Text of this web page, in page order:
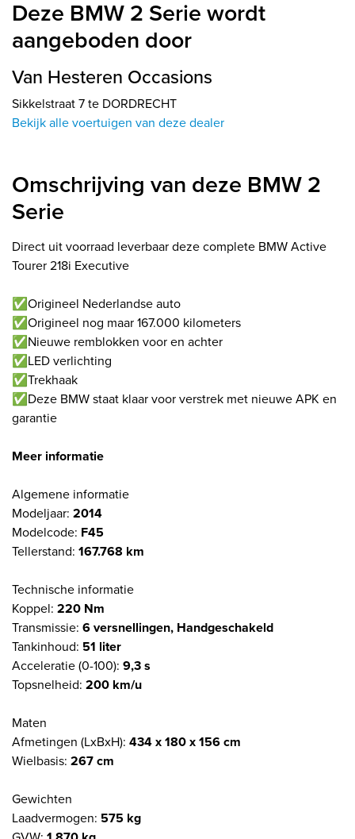
Deze BMW 2 Serie wordt
aangeboden door
Van Hesteren Occasions
Sikkelstraat 7 te DORDRECHT
Bekijk alle voertuigen van deze dealer
Omschrijving van deze BMW 2
Serie
Direct uit voorraad leverbaar deze complete BMW Active
Tourer 218i Executive
✅Origineel Nederlandse auto
✅Origineel nog maar 167.000 kilometers
✅Nieuwe remblokken voor en achter
✅LED verlichting
✅Trekhaak
✅Deze BMW staat klaar voor verstrek met nieuwe APK en
garantie
Meer informatie
Algemene informatie
Modeljaar: 2014
Modelcode: F45
Tellerstand: 167.768 km
Technische informatie
Koppel: 220 Nm
Transmissie: 6 versnellingen, Handgeschakeld
Tankinhoud: 51 liter
Acceleratie (0-100): 9,3 s
Topsnelheid: 200 km/u
Maten
Afmetingen (LxBxH): 434 x 180 x 156 cm
Wielbasis: 267 cm
Gewichten
Laadvermogen: 575 kg